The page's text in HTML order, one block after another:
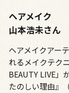
ヘアメイク
山本浩未さん
ヘアメイクアー
れるメイクテク
BEAUTY LIVE」
たのしい理由』